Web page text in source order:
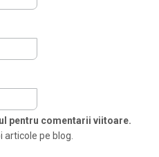
pentru comentarii viitoare.
pe blog.